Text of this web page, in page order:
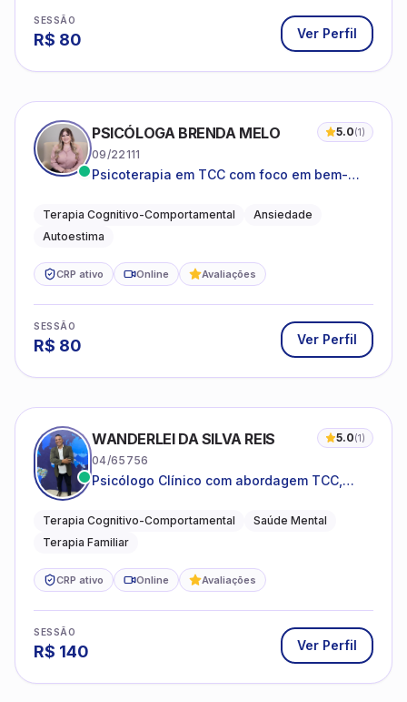
SESSÃO
R$ 80 Ver Perfil
PSICÓLOGA BRENDA MELO 5.0(1)
09/22111
Psicoterapia em TCC com foco em bem-
o cotidiano
Terapia Cognitivo-Comportamental
Ansiedade
Autoestima
CRP ativo Online Avaliações
SESSÃO
R$ 80 Ver Perfil
WANDERLEI DA SILVA REIS 5.0(1)
04/65756
Psicólogo Clínico com abordagem TCC,
sistêmica
Terapia Cognitivo-Comportamental
Saúde Mental
Terapia Familiar
CRP ativo Online Avaliações
SESSÃO
R$ 140 Ver Perfil